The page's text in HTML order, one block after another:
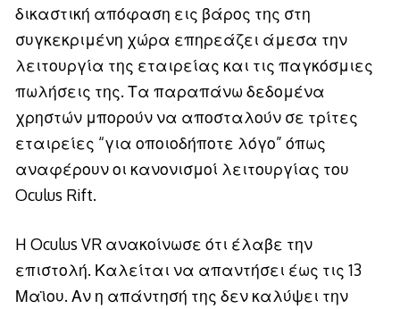
δικαστική απόφαση εις βάρος της στη
συγκεκριμένη χώρα επηρεάζει άμεσα την
λειτουργία της εταιρείας και τις παγκόσμιες
πωλήσεις της. Τα παραπάνω δεδομένα
χρηστών μπορούν να αποσταλούν σε τρίτες
εταιρείες “για οποιοδήποτε λόγο” όπως
αναφέρουν οι κανονισμοί λειτουργίας του
Oculus Rift.
H Oculus VR ανακοίνωσε ότι έλαβε την
επιστολή. Καλείται να απαντήσει έως τις 13
Μαϊου. Αν η απάντησή της δεν καλύψει την